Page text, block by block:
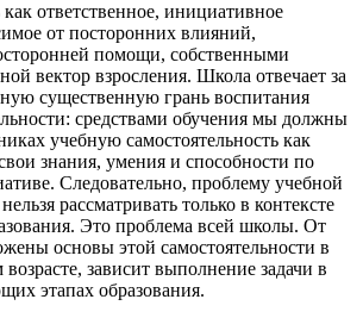
как ответственное, инициативное
от посторонних влияний,
помощи, собственными
вектор взросления. Школа отвечает за
существенную грань воспитания
средствами обучения мы должны
учебную самостоятельность как
знания, умения и способности по
Следовательно, проблему учебной
рассматривать только в контексте
Это проблема всей школы. От
основы этой самостоятельности в
зависит выполнение задачи в
этапах образования.